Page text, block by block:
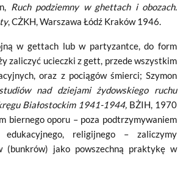
Ruch podziemny w ghettach i obozach.
, CŻKH, Warszawa Łódź Kraków 1946.
w gettach lub w partyzantce, do form
zaliczyć ucieczki z gett, przede wszystkim
oraz z pociągów śmierci; Szymon
nad dziejami żydowskiego ruchu
Białostockim 1941-1944, BŻIH, 1970
biernego oporu – poza podtrzymywaniem
edukacyjnego, religijnego – zaliczymy
(bunkrów) jako powszechną praktykę w